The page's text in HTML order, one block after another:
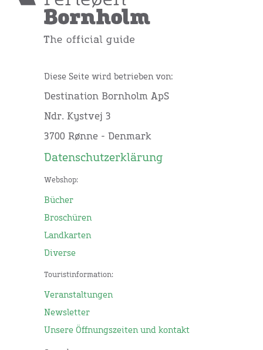
Diese Seite wird betrieben von:
Destination Bornholm ApS
Ndr. Kystvej 3
3700 Rønne - Denmark
Datenschutzerklärung
Webshop:
Bücher
Broschüren
Landkarten
Diverse
Touristinformation:
Veranstaltungen
Newsletter
Unsere Öffnungszeiten und kontakt